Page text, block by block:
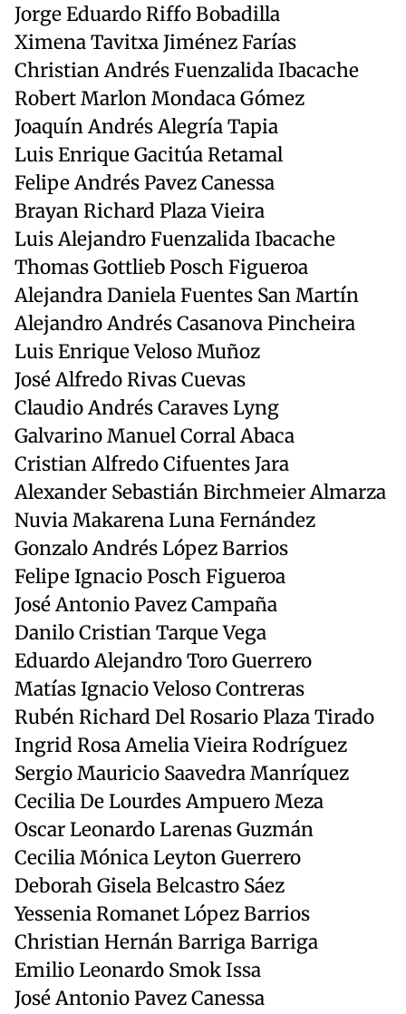
Jorge Eduardo Riffo Bobadilla
Ximena Tavitxa Jiménez Farías
Christian Andrés Fuenzalida Ibacache
Robert Marlon Mondaca Gómez
Joaquín Andrés Alegría Tapia
Luis Enrique Gacitúa Retamal
Felipe Andrés Pavez Canessa
Brayan Richard Plaza Vieira
Luis Alejandro Fuenzalida Ibacache
Thomas Gottlieb Posch Figueroa
Alejandra Daniela Fuentes San Martín
Alejandro Andrés Casanova Pincheira
Luis Enrique Veloso Muñoz
José Alfredo Rivas Cuevas
Claudio Andrés Caraves Lyng
Galvarino Manuel Corral Abaca
Cristian Alfredo Cifuentes Jara
Alexander Sebastián Birchmeier Almarza
Nuvia Makarena Luna Fernández
Gonzalo Andrés López Barrios
Felipe Ignacio Posch Figueroa
José Antonio Pavez Campaña
Danilo Cristian Tarque Vega
Eduardo Alejandro Toro Guerrero
Matías Ignacio Veloso Contreras
Rubén Richard Del Rosario Plaza Tirado
Ingrid Rosa Amelia Vieira Rodríguez
Sergio Mauricio Saavedra Manríquez
Cecilia De Lourdes Ampuero Meza
Oscar Leonardo Larenas Guzmán
Cecilia Mónica Leyton Guerrero
Deborah Gisela Belcastro Sáez
Yessenia Romanet López Barrios
Christian Hernán Barriga Barriga
Emilio Leonardo Smok Issa
José Antonio Pavez Canessa